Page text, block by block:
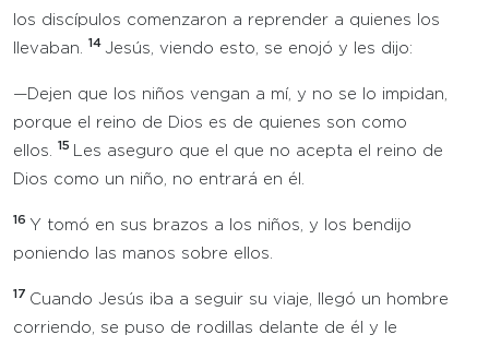
los discípulos comenzaron a reprender a quienes los
llevaban.
14 Jesús, viendo esto, se enojó y les dijo:
—Dejen que los niños vengan a mí, y no se lo impidan,
porque el reino de Dios es de quienes son como
ellos.
15
Les aseguro que el que no acepta el reino de
Dios como un niño, no entrará en él.
16 Y tomó en sus brazos a los niños, y los bendijo
poniendo las manos sobre ellos.
17 Cuando Jesús iba a seguir su viaje, llegó un hombre
corriendo, se puso de rodillas delante de él y le